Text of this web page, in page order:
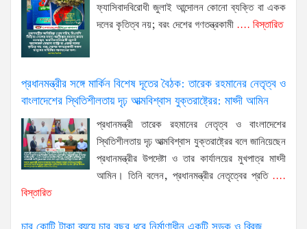
ফ্যাসিবাদবিরোধী জুলাই আন্দোলন কোনো ব্যক্তি বা একক
দলের কৃতিত্ব নয়; বরং দেশের গণতন্ত্রকামী .... বিস্তারিত
প্রধানমন্ত্রীর সঙ্গে মার্কিন বিশেষ দূতের বৈঠক: তারেক রহমানের নেতৃত্ব ও
বাংলাদেশের স্থিতিশীলতায় দৃঢ় আত্মবিশ্বাস যুক্তরাষ্ট্রের: মাহ্দী আমিন
প্রধানমন্ত্রী তারেক রহমানের নেতৃত্ব ও বাংলাদেশের
স্থিতিশীলতায় দৃঢ় আত্মবিশ্বাস যুক্তরাষ্ট্রের বলে জানিয়েছেন
প্রধানমন্ত্রীর উপদেষ্টা ও তার কার্যালয়ের মুখপাত্র মাহ্দী
আমিন। তিনি বলেন, প্রধানমন্ত্রীর নেতৃত্বের প্রতি....
বিস্তারিত